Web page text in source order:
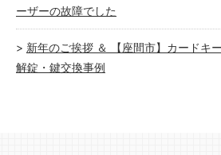
ーザーの故障でした
新年のご挨拶 ＆ 【座間市】カードキ
解錠・鍵交換事例